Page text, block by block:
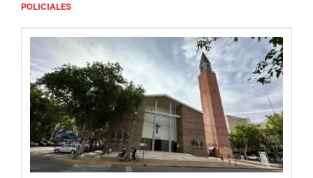
POLICIALES